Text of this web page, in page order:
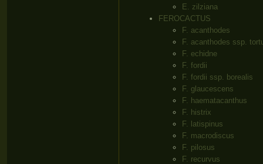
E. zilziana
FEROCACTUS
F. acanthodes
F. acanthodes ssp.
F. echidne
F. fordii
F. fordii ssp. borealis
F. glaucescens
F. haematacanthus
F. histrix
F. latispinus
F. macrodiscus
F. pilosus
F. recurvus